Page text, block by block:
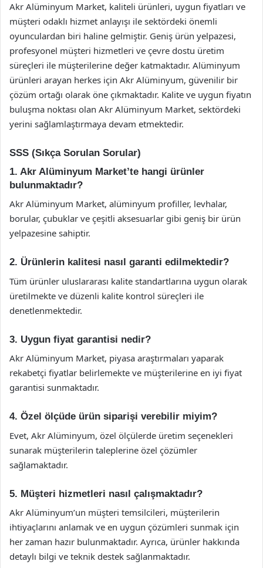
Akr Alüminyum Market, kaliteli ürünleri, uygun fiyatları ve
müşteri odaklı hizmet anlayışı ile sektördeki önemli
oyunculardan biri haline gelmiştir. Geniş ürün yelpazesi,
profesyonel müşteri hizmetleri ve çevre dostu üretim
süreçleri ile müşterilerine değer katmaktadır. Alüminyum
ürünleri arayan herkes için Akr Alüminyum, güvenilir bir
çözüm ortağı olarak öne çıkmaktadır. Kalite ve uygun fiyatın
buluşma noktası olan Akr Alüminyum Market, sektördeki
yerini sağlamlaştırmaya devam etmektedir.
SSS (Sıkça Sorulan Sorular)
1. Akr Alüminyum Market’te hangi ürünler
bulunmaktadır?
Akr Alüminyum Market, alüminyum profiller, levhalar,
borular, çubuklar ve çeşitli aksesuarlar gibi geniş bir ürün
yelpazesine sahiptir.
2. Ürünlerin kalitesi nasıl garanti edilmektedir?
Tüm ürünler uluslararası kalite standartlarına uygun olarak
üretilmekte ve düzenli kalite kontrol süreçleri ile
denetlenmektedir.
3. Uygun fiyat garantisi nedir?
Akr Alüminyum Market, piyasa araştırmaları yaparak
rekabetçi fiyatlar belirlemekte ve müşterilerine en iyi fiyat
garantisi sunmaktadır.
4. Özel ölçüde ürün siparişi verebilir miyim?
Evet, Akr Alüminyum, özel ölçülerde üretim seçenekleri
sunarak müşterilerin taleplerine özel çözümler
sağlamaktadır.
5. Müşteri hizmetleri nasıl çalışmaktadır?
Akr Alüminyum’un müşteri temsilcileri, müşterilerin
ihtiyaçlarını anlamak ve en uygun çözümleri sunmak için
her zaman hazır bulunmaktadır. Ayrıca, ürünler hakkında
detaylı bilgi ve teknik destek sağlanmaktadır.